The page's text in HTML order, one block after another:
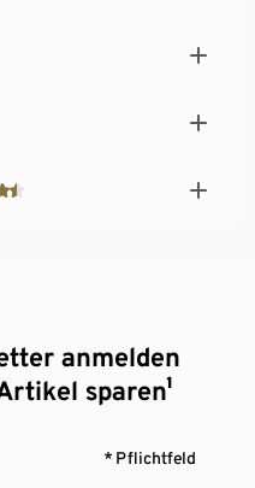
anmelden
sparen¹
* Pflichtfeld